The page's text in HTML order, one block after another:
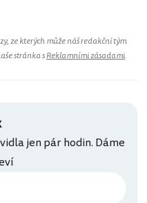
ze kterých může náš redakční tým
stránka sReklamními zásadami.
jen pár hodin. Dáme